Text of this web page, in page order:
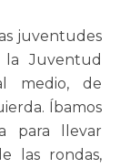
juventudes
la Juventud
medio, de
Íbamos
para llevar
las rondas,